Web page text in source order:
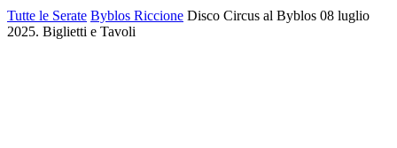
Tutte le Serate Byblos Riccione Disco Circus al Byblos 08 luglio
2025. Biglietti e Tavoli